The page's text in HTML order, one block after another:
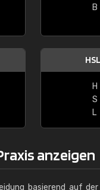
B
H
S
L
anzeigen
basierend auf